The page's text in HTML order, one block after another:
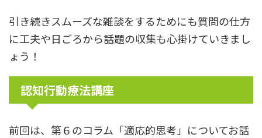
引き続きスムーズな雑談をするためにも質問の仕方
に工夫や日ごろから話題の収集も心掛けていきまし
ょう！
認知行動療法講座
前回は、第６のコラム「適応的思考」についてお話